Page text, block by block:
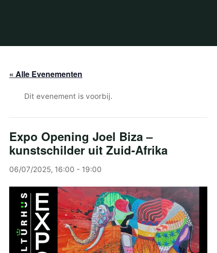
« Alle Evenementen
Dit evenement is voorbij.
Expo Opening Joel Biza –
kunstschilder uit Zuid-Afrika
06/07/2025, 16:00 - 19:00